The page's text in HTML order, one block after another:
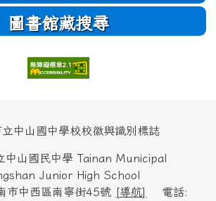
圖書館藏搜尋
中山國民中學 Tainan Municipal
Junior High School
市中西區南寧街45號
[導航] 電話: